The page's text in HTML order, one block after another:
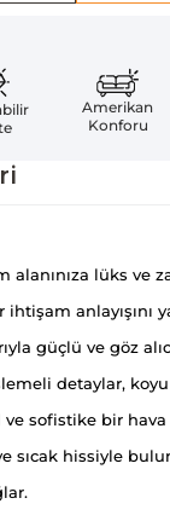
Amerikan
Konforu
alanınıza lüks ve
anlayışını
güçlü ve göz
detaylar,
sofistike bir hava
sıcak hissiyle